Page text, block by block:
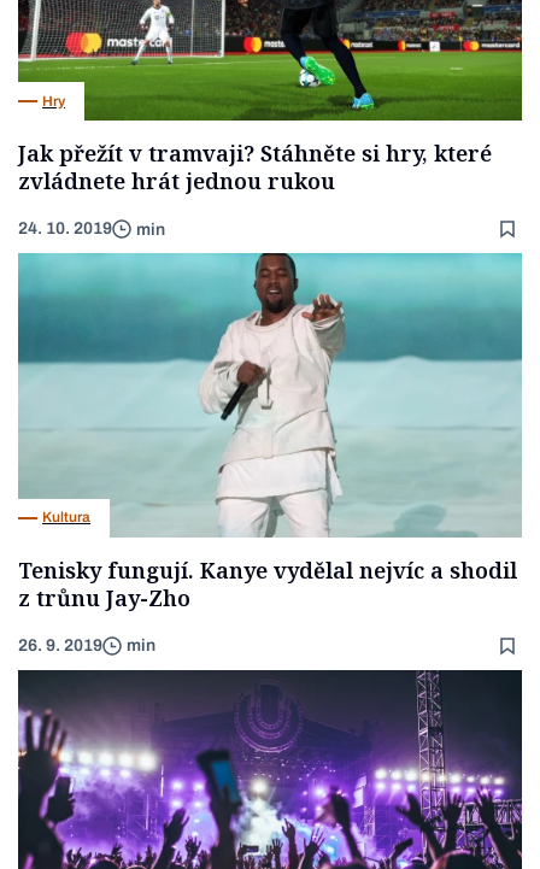
Hry
Jak přežít v tramvaji? Stáhněte si hry, které
zvládnete hrát jednou rukou
24. 10. 2019 min
Kultura
Tenisky fungují. Kanye vydělal nejvíc a shodil
z trůnu Jay-Zho
26. 9. 2019 min